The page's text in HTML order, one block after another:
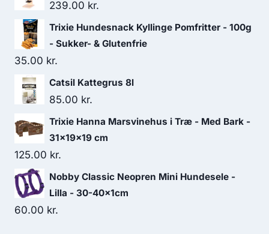
239.00 kr.
Trixie Hundesnack Kyllinge Pomfritter - 100g
- Sukker- & Glutenfrie
35.00 kr.
Catsil Kattegrus 8l
85.00 kr.
Trixie Hanna Marsvinehus i Træ - Med Bark -
31x19x19 cm
125.00 kr.
Nobby Classic Neopren Mini Hundesele -
Lilla - 30-40x1cm
60.00 kr.